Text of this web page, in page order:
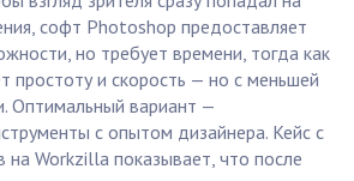
софт Photoshop предоставляет
но требует времени, тогда как
простоту и скорость — но с меньшей
Оптимальный вариант —
с опытом дизайнера. Кейс с
на Workzilla показывает, что после